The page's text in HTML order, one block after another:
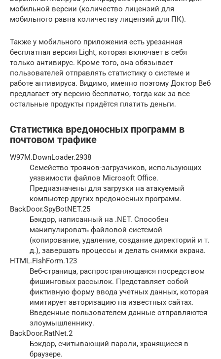
мобильной версии (количество лицензий для
мобильного равна количеству лицензий для ПК).
Также у мобильного приложения есть урезанная
бесплатная версия Light, которая включает в себя
только антивирус. Кроме того, она обязывает
пользователей отправлять статистику о системе и
работе антивируса. Видимо, именно поэтому Доктор Веб
предлагает эту версию бесплатно, тогда как за все
остальные продукты придётся платить деньги.
Статистика вредоносных программ в
почтовом трафике
W97M.DownLoader.2938
Семейство троянов-загрузчиков, использующих
уязвимости файлов Microsoft Office.
Предназначены для загрузки на атакуемый
компьютер других вредоносных программ.
BackDoor.SpyBotNET.25
Бэкдор, написанный на .NET. Способен
манипулировать файловой системой
(копирование, удаление, создание директорий и т.
д.), завершать процессы и делать снимки экрана.
HTML.FishForm.123
Веб-страница, распространяющаяся посредством
фишинговых рассылок. Представляет собой
фиктивную форму ввода учетных данных, которая
имитирует авторизацию на известных сайтах.
Введенные пользователем данные отправляются
злоумышленнику.
BackDoor.RatNet.2
Бэкдор, считывающий пароли, хранящиеся в
браузере.